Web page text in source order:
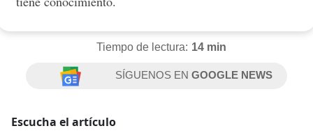
Tiempo de lectura: 14 min
SÍGUENOS ENGOOGLE NEWS
Escucha el artículo